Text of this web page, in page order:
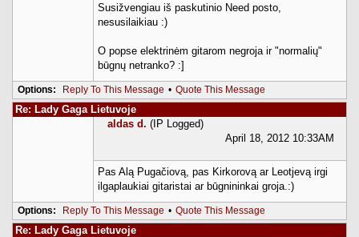
Susižvengiau iš paskutinio Need posto,
nesusilaikiau :)
O popse elektrinėm gitarom negroja ir "normalių"
būgnų netranko? :]
Options: Reply To This Message • Quote This Message
Re: Lady Gaga Lietuvoje
aldas d. (IP Logged)
April 18, 2012 10:33AM
Pas Alą Pugačiovą, pas Kirkorovą ar Leotjevą irgi
ilgaplaukiai gitaristai ar būgnininkai groja.:)
Options: Reply To This Message • Quote This Message
Re: Lady Gaga Lietuvoje